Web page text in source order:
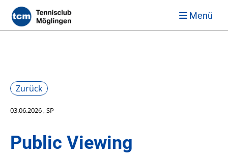
Menü
Zurück
03.06.2026, SP
Public Viewing